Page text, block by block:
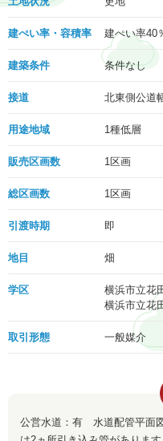
建ぺい率・容積率 建ぺい率
建築条件 条件なし
接道 北東側公道
用途地域 1種低層
販売区画数 1区画
総区画数 1区画
引渡時期 即
地目 畑
学区
横浜市立花
横浜市立花
取引形態 一般媒介
公営水道：有 水道配管平面